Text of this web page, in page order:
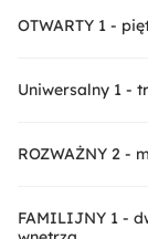
OTWARTY 1 -
Uniwersalny 1 -
ROZWAŻNY 2 -
FAMILIJNY 1 -